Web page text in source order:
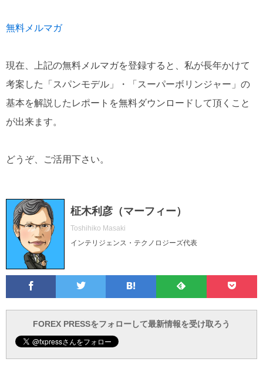
無料メルマガ
現在、上記の無料メルマガを登録すると、私が長年かけて
考案した「スパンモデル」・「スーパーボリンジャー」の
基本を解説したレポートを無料ダウンロードして頂くこと
が出来ます。
どうぞ、ご活用下さい。
柾木利彦（マーフィー）
Toshihiko Masaki
インテリジェンス・テクノロジーズ代表
Twitter
て
ブ
で
ォ
ロ
ー
で
と
で
FOREX PRESSをフォローして最新情報を受け取ろう